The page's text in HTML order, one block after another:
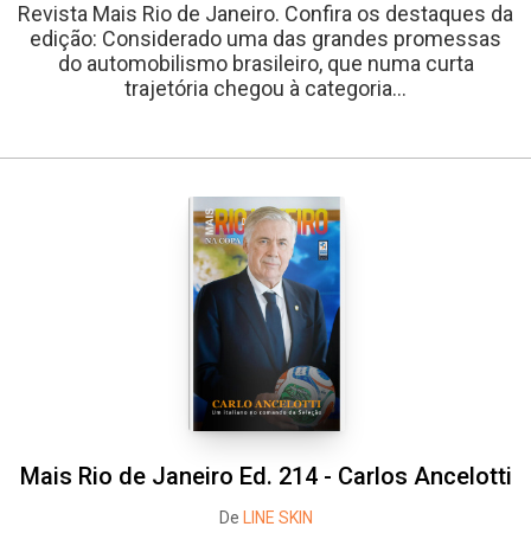
Revista Mais Rio de Janeiro. Confira os destaques da
edição: Considerado uma das grandes promessas
do automobilismo brasileiro, que numa curta
trajetória chegou à categoria...
Mais Rio de Janeiro Ed. 214 - Carlos Ancelotti
De
LINE SKIN